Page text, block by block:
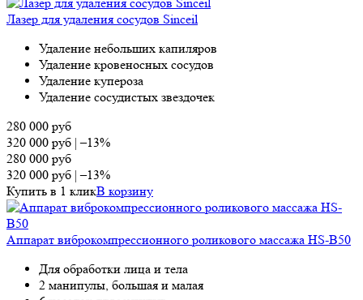
Лазер для удаления сосудов Sinceil
Удаление небольших капиляров
Удаление кровеносных сосудов
Удаление купероза
Удаление сосудистых звездочек
280 000 руб
320 000 руб |–13%
280 000 руб
320 000 руб |–13%
Купить в 1 кликВ корзину
Аппарат виброкомпрессионного роликового массажа HS-B50
Для обработки лица и тела
2 манипулы, большая и малая